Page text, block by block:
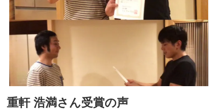
重軒 浩満さん受賞の声